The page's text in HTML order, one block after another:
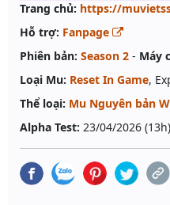
Trang chủ: https://
Hỗ trợ: Fanpage
Phiên bản: Season 2 - Máy
Loại Mu: Reset In Game,
Thể loại: Mu Nguyên bản
Alpha Test: 23/04/2026